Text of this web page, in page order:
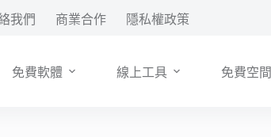
我們 商業合作 隱私權政策
免費軟體 線上工具 免費空間